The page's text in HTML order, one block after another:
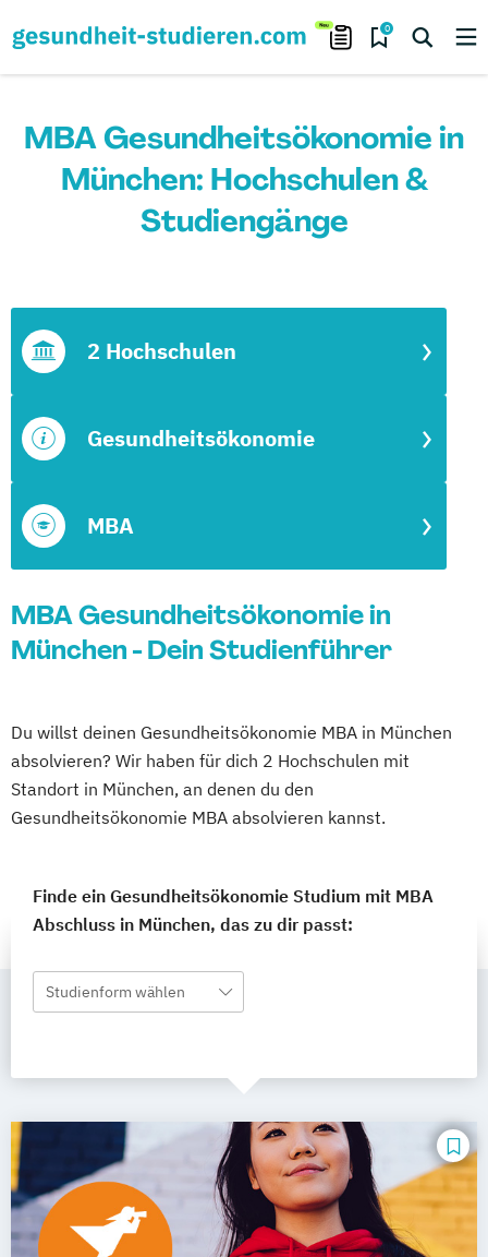
0
MBA Gesundheitsökonomie in
München: Hochschulen &
Studiengänge
MBA
Gesundheitsökonomie
2 Hochschulen
MBA Gesundheitsökonomie in
München - Dein Studienführer
Du willst deinen Gesundheitsökonomie MBA in München
absolvieren? Wir haben für dich 2 Hochschulen mit
Standort in München, an denen du den
Gesundheitsökonomie MBA absolvieren kannst.
Finde ein Gesundheitsökonomie Studium mit MBA
Abschluss in München, das zu dir passt:
Studienform wählen